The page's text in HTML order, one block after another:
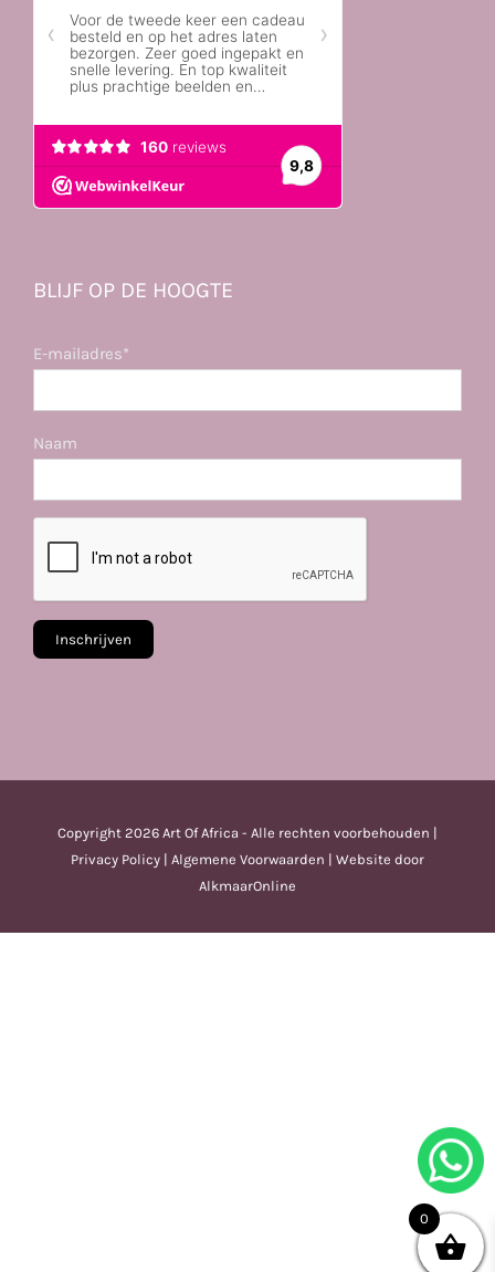
BLIJF OP DE HOOGTE
E-mailadres*
Naam
Copyright 2026 Art Of Africa - Alle rechten voorbehouden |
Privacy Policy | Algemene Voorwaarden | Website door
AlkmaarOnline
0